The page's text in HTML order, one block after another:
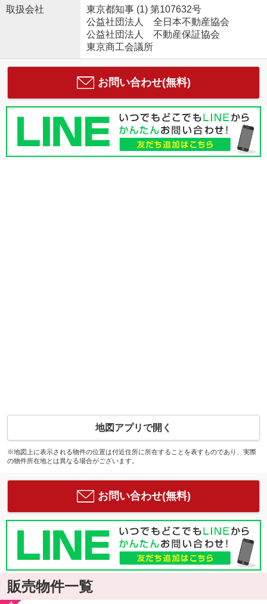
取扱会社
東京都知事 (1) 第107632号
公益社団法人 全日本不動産協会
公益社団法人 不動産保証協会
東京商工会議所
お問い合わせ(無料)
地図アプリで開く
※地図上に表示される物件の位置は付近住所に所在することを表すものであり、実際
の物件所在地とは異なる場合がございます。
お問い合わせ(無料)
販売物件一覧